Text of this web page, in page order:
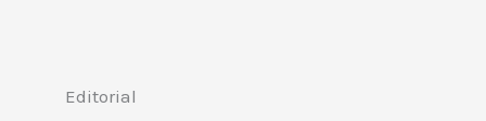
Editorial